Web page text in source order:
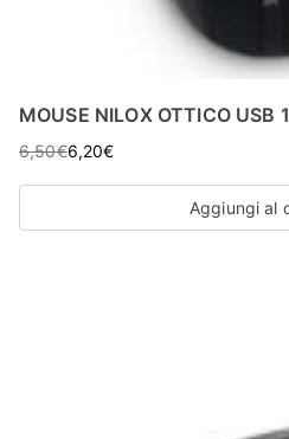
MOUSE NILOX OTTICO USB
6,50€6,20€
Aggiungi al